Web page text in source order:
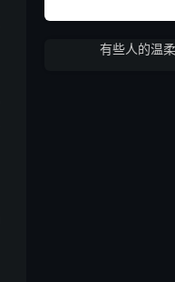
有些人的温